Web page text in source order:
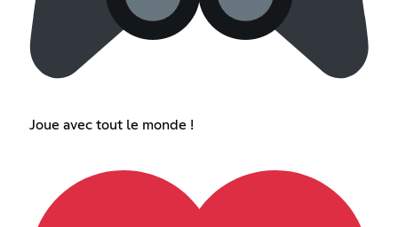
Joue avec tout le monde !